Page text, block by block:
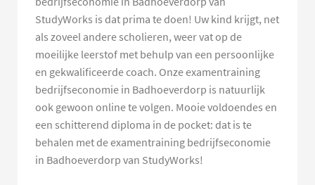
StudyWorks is dat prima te doen! Uw kind krijgt, net
als zoveel andere scholieren, weer vat op de
moeilijke leerstof met behulp van een persoonlijke
en gekwalificeerde coach. Onze examentraining
bedrijfseconomie in Badhoeverdorp is natuurlijk
ook gewoon online te volgen. Mooie voldoendes en
een schitterend diploma in de pocket: dat is te
behalen met de examentraining bedrijfseconomie
in Badhoeverdorp van StudyWorks!